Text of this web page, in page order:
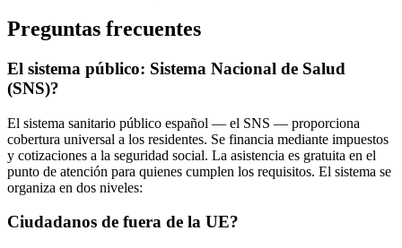
Preguntas frecuentes
El sistema público: Sistema Nacional de Salud
(SNS)?
El sistema sanitario público español — el SNS — proporciona
cobertura universal a los residentes. Se financia mediante impuestos
y cotizaciones a la seguridad social. La asistencia es gratuita en el
punto de atención para quienes cumplen los requisitos. El sistema se
organiza en dos niveles:
Ciudadanos de fuera de la UE?